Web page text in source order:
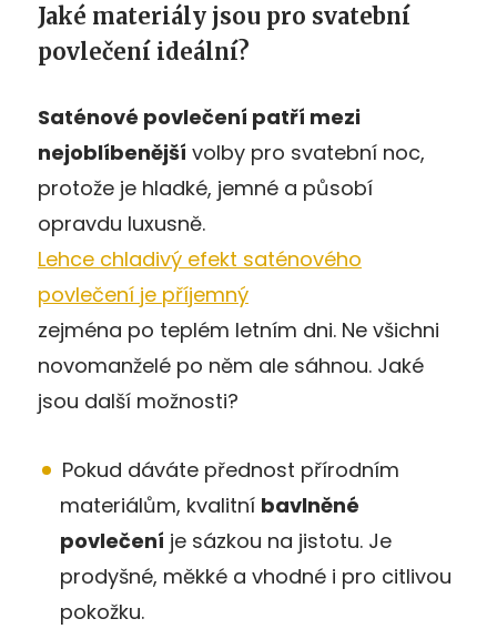
Jaké materiály jsou pro svatební
povlečení ideální?
Saténové povlečení patří mezi
nejoblíbenější volby pro svatební noc,
protože je hladké, jemné a působí
opravdu luxusně.
Lehce chladivý efekt saténového
povlečení je příjemný
zejména po teplém letním dni. Ne všichni
novomanželé po něm ale sáhnou. Jaké
jsou další možnosti?
Pokud dáváte přednost přírodním
materiálům, kvalitní bavlněné
povlečení je sázkou na jistotu. Je
prodyšné, měkké a vhodné i pro citlivou
pokožku.